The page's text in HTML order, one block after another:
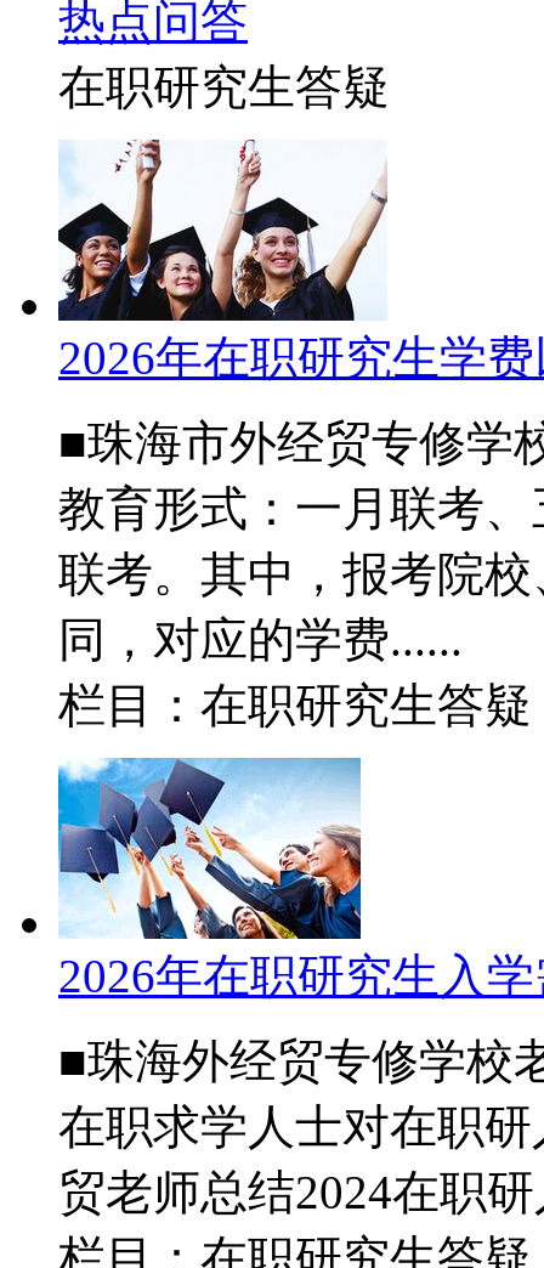
热点问答
在职研究生答疑
2026年在职研究生学
■珠海市外经贸专修学
教育形式：一月联考
联考。其中，报考院
同，对应的学费......
栏目：在职研究生
2026年在职研究生入
■珠海外经贸专修学校
在职求学人士对在职
贸老师总结2024在职
栏目：在职研究生